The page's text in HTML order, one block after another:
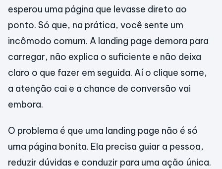
esperou uma página que levasse direto ao
ponto. Só que, na prática, você sente um
incômodo comum. A landing page demora para
carregar, não explica o suficiente e não deixa
claro o que fazer em seguida. Aí o clique some,
a atenção cai e a chance de conversão vai
embora.
O problema é que uma landing page não é só
uma página bonita. Ela precisa guiar a pessoa,
reduzir dúvidas e conduzir para uma ação única.